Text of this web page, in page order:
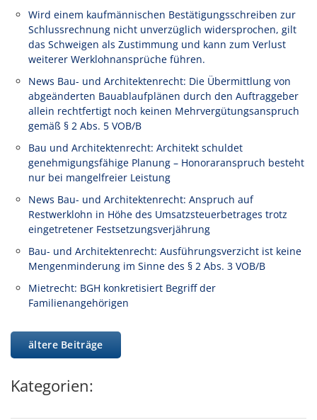
Wird einem kaufmännischen Bestätigungsschreiben zur
Schlussrechnung nicht unverzüglich widersprochen, gilt
das Schweigen als Zustimmung und kann zum Verlust
weiterer Werklohnansprüche führen.
News Bau- und Architektenrecht: Die Übermittlung von
abgeänderten Bauablaufplänen durch den Auftraggeber
allein rechtfertigt noch keinen Mehrvergütungsanspruch
gemäß § 2 Abs. 5 VOB/B
Bau und Architektenrecht: Architekt schuldet
genehmigungsfähige Planung – Honoraranspruch besteht
nur bei mangelfreier Leistung
News Bau- und Architektenrecht: Anspruch auf
Restwerklohn in Höhe des Umsatzsteuerbetrages trotz
eingetretener Festsetzungsverjährung
Bau- und Architektenrecht: Ausführungsverzicht ist keine
Mengenminderung im Sinne des § 2 Abs. 3 VOB/B
Mietrecht: BGH konkretisiert Begriff der
Familienangehörigen
ältere Beiträge
Kategorien: